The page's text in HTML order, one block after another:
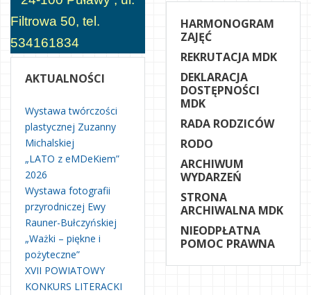
Filtrowa 50, tel.
534161834
AKTUALNOŚCI
Wystawa twórczości
plastycznej Zuzanny
Michalskiej
„LATO z eMDeKiem”
2026
Wystawa fotografii
przyrodniczej Ewy
Rauner-Bułczyńskiej
„Ważki – piękne i
pożyteczne”
XVII POWIATOWY
KONKURS LITERACKI
HARMONOGRAM
ZAJĘĆ
REKRUTACJA MDK
DEKLARACJA
DOSTĘPNOŚCI
MDK
RADA RODZICÓW
RODO
ARCHIWUM
WYDARZEŃ
STRONA
ARCHIWALNA MDK
NIEODPŁATNA
POMOC PRAWNA